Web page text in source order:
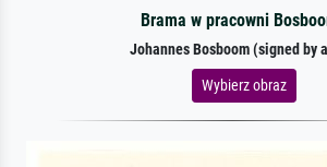
Brama w pracowni
Johannes Bosboom (signed by
Wybierz obraz